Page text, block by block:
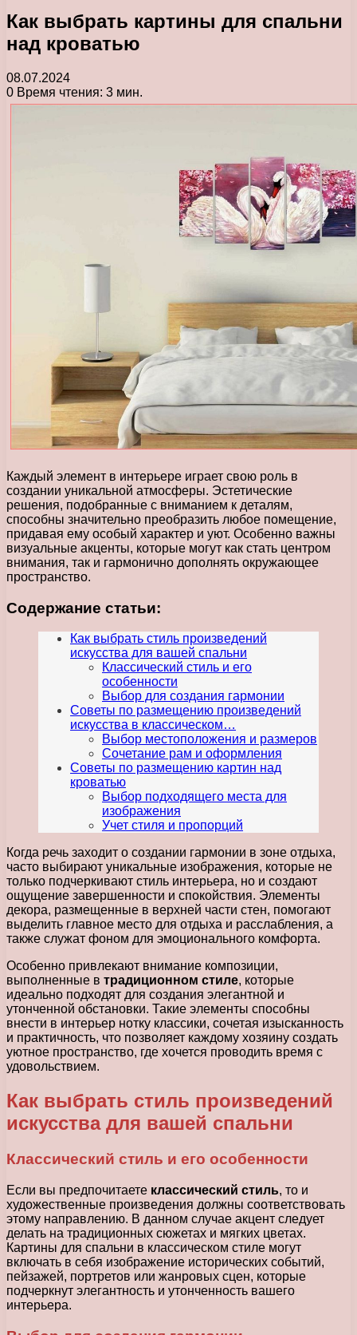
Как выбрать картины для спальни
над кроватью
08.07.2024
0 Время чтения: 3 мин.
Каждый элемент в интерьере играет свою роль в
создании уникальной атмосферы. Эстетические
решения, подобранные с вниманием к деталям,
способны значительно преобразить любое помещение,
придавая ему особый характер и уют. Особенно важны
визуальные акценты, которые могут как стать центром
внимания, так и гармонично дополнять окружающее
пространство.
Содержание статьи:
Как выбрать стиль произведений
искусства для вашей спальни
Классический стиль и его
особенности
Выбор для создания гармонии
Советы по размещению произведений
искусства в классическом…
Выбор местоположения и размеров
Сочетание рам и оформления
Советы по размещению картин над
кроватью
Выбор подходящего места для
изображения
Учет стиля и пропорций
Когда речь заходит о создании гармонии в зоне отдыха,
часто выбирают уникальные изображения, которые не
только подчеркивают стиль интерьера, но и создают
ощущение завершенности и спокойствия. Элементы
декора, размещенные в верхней части стен, помогают
выделить главное место для отдыха и расслабления, а
также служат фоном для эмоционального комфорта.
Особенно привлекают внимание композиции,
выполненные в традиционном стиле, которые
идеально подходят для создания элегантной и
утонченной обстановки. Такие элементы способны
внести в интерьер нотку классики, сочетая изысканность
и практичность, что позволяет каждому хозяину создать
уютное пространство, где хочется проводить время с
удовольствием.
Как выбрать стиль произведений
искусства для вашей спальни
Классический стиль и его особенности
Если вы предпочитаете классический стиль, то и
художественные произведения должны соответствовать
этому направлению. В данном случае акцент следует
делать на традиционных сюжетах и мягких цветах.
Картины для спальни в классическом стиле могут
включать в себя изображение исторических событий,
пейзажей, портретов или жанровых сцен, которые
подчеркнут элегантность и утонченность вашего
интерьера.